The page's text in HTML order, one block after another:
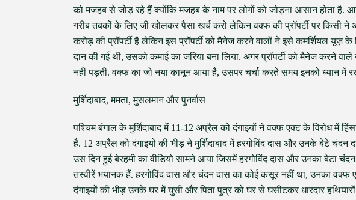
को मजहब से जोड़ रहे हैं क्योंकि मजहब के नाम पर लोगों को जोड़ना आसान होता है.
गरीब तबकों के लिए जी खोलकर पैसा खर्च करो लेकिन वक्फ की प्रॉपर्टी पर किसी ने
करोड़ की प्रॉपर्टी है लेकिन इस प्रॉपर्टी को मैनेज करने वालों ने इसे कमर्शियल यूज़ के
दान की गई थी, उसको कमाई का जरिया बना लिया. अगर प्रॉपर्टी को मैनेज करने
नहीं पड़ती. वक्फ का जो नया कानून आया है, उसपर चर्चा करते समय इनको ध्यान में
मुर्शिदाबाद, ममता, मुसलमान और पुनर्वास
पश्चिम बंगाल के मुर्शिदाबाद में 11-12 अप्रैल को दंगाइयों ने वक्फ एक्ट के विरोध में
है. 12 अप्रैल को दंगाइयों की भीड़ ने मुर्शिदाबाद में हरगोविंद दास और उनके बेटे चंदन
उस दिन हुई बेरहमी का वीडियो सामने आया जिसमें हरगोविंद दास और उनका बेटा
तस्वीरें भयानक हैं. हरगोविंद दास और चंदन दास का कोई कसूर नहीं था, उनका वक्फ
दंगाइयों की भीड़ उनके घर में घुसी और पिता पुत्र को घर से घसीटकर धारदार हथियारों